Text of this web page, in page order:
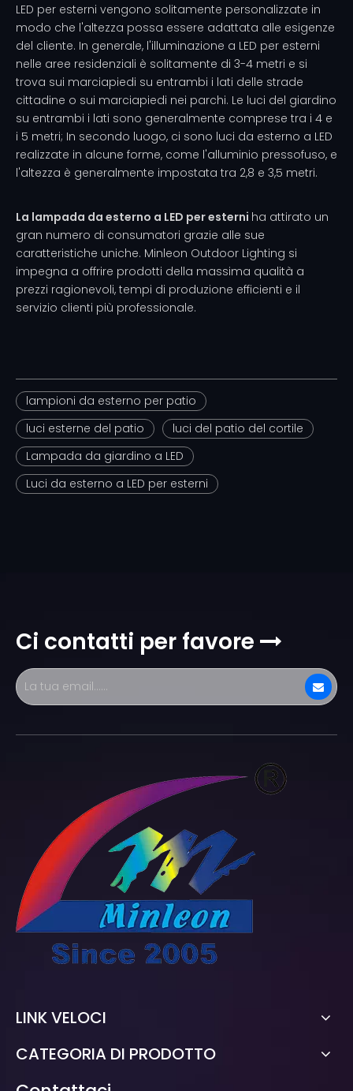
LED per esterni vengono solitamente personalizzate in
modo che l'altezza possa essere adattata alle esigenze
del cliente. In generale, l'illuminazione a LED per esterni
nelle aree residenziali è solitamente di 3-4 metri e si
trova sui marciapiedi su entrambi i lati delle strade
cittadine o sui marciapiedi nei parchi. Le luci del giardino
su entrambi i lati sono generalmente comprese tra i 4 e
i 5 metri; In secondo luogo, ci sono luci da esterno a LED
realizzate in alcune forme, come l'alluminio pressofuso, e
l'altezza è generalmente impostata tra 2,8 e 3,5 metri.
La lampada da esterno a LED per esterni ha attirato un
gran numero di consumatori grazie alle sue
caratteristiche uniche. Minleon Outdoor Lighting si
impegna a offrire prodotti della massima qualità a
prezzi ragionevoli, tempi di produzione efficienti e il
servizio clienti più professionale.
lampioni da esterno per patio
luci esterne del patio
luci del patio del cortile
Lampada da giardino a LED
Luci da esterno a LED per esterni
Ci contatti per favore 
LINK VELOCI
CATEGORIA DI PRODOTTO